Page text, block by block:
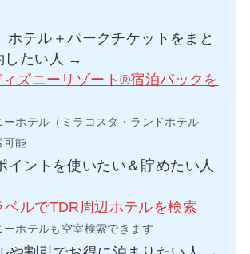
ホテル＋パークチケットをまと
したい人 →
ズニーリゾート®宿泊パックを
ホテル（ミラコスタ・ランドホテル
可能
イントを使いたい＆貯めたい人
ベルでTDR周辺ホテルを検索
ホテルも空室検索できます